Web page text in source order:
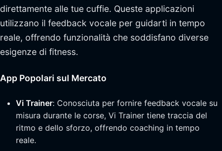
direttamente alle tue cuffie. Queste applicazioni
utilizzano il feedback vocale per guidarti in tempo
reale, offrendo funzionalità che soddisfano diverse
esigenze di fitness.
App Popolari sul Mercato
Vi Trainer: Conosciuta per fornire feedback vocale su
misura durante le corse, Vi Trainer tiene traccia del
ritmo e dello sforzo, offrendo coaching in tempo
reale.